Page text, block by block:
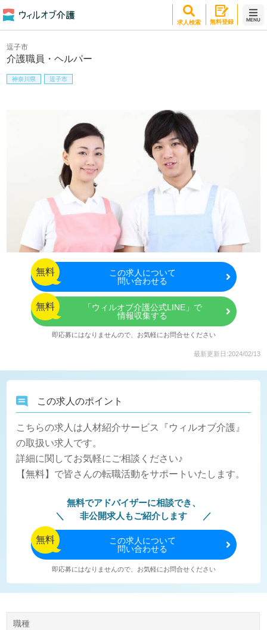
求人検索 無料登録 MENU
介護職員・ヘルパー
逗子市
神奈川県 逗子市
無料 この求人について
問い合わせる
無料
「ウィルオブ介護公式LINE」で
情報収集する
即応募にはなりませんので、お気軽にお問合せください
最新更新日:2024/02/13
この求人のポイント
こちらの求人は人材紹介サービス『ウィルオブ介護』
の取扱い求人です。
詳細に関してお気軽にご相談ください♪
【無料】で皆さんの転職活動をサポートいたします。
無料でアドバイザーに相談でき、
非公開求人もご紹介します
無料 この求人について
問い合わせる
即応募にはなりませんので、お気軽にお問合せください
職種